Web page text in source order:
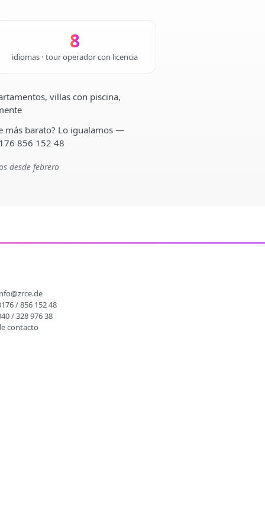
8
idiomas · tour operador con licencia
villas con piscina,
más barato? Lo igualamos —
856 152 48
desde febrero
/ 856 152 48
/ 328 976 38
contacto